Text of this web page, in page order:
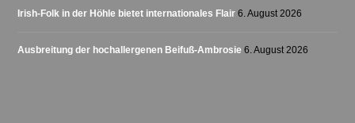
Irish-Folk in der Höhle bietet internationales Flair 6. August 2026
Ausbreitung der hochallergenen Beifuß-Ambrosie 6. August 2026